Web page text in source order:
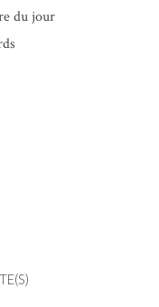
du jour